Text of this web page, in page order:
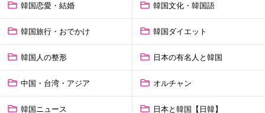
韓国恋愛・結婚 韓国文化・韓国語
韓国旅行・おでかけ 韓国ダイエット
韓国人の整形 日本の有名人と韓国
中国・台湾・アジア オルチャン
韓国ニュース 日本と韓国【日韓】